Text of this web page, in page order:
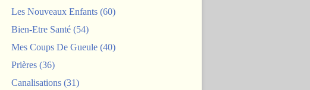
Les Nouveaux Enfants (60)
Bien-Etre Santé (54)
Mes Coups De Gueule (40)
Prières (36)
Canalisations (31)